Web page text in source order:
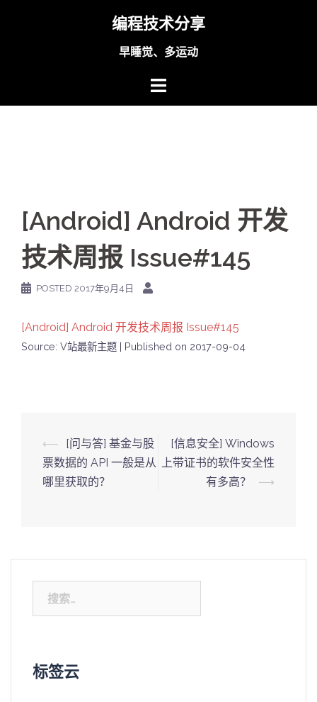
编程技术分享
早睡觉、多运动
[Android] Android 开发
技术周报 Issue#145
POSTED 2017年9月4日
[Android] Android 开发技术周报 Issue#145
Source: V站最新主题 Published on 2017-09-04
Post
navigation
⟵
[问与答] 基金与股
票数据的 API 一般是从
哪里获取的？
[信息安全] Windows
上带证书的软件安全性
有多高？
⟶
索：
标签云